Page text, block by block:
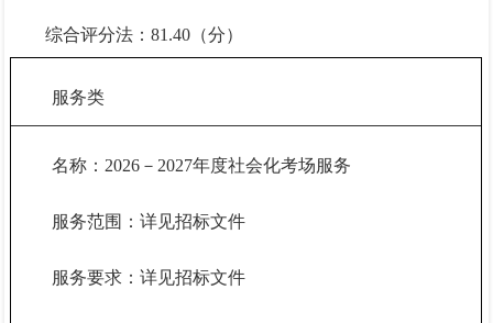
综合评分法：81.40（分）
服务类
名称： 2026－2027年度社会化考场服务
服务范围：详见招标文件
服务要求：详见招标文件